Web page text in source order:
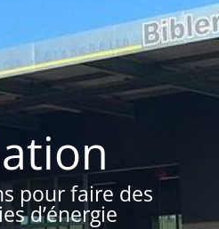
pour faire des
d’énergie